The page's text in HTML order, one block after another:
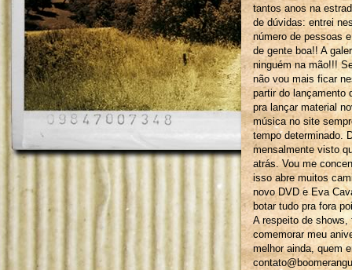
tantos anos na
de dúvidas: entrei
número de pessoas
de gente boa!! A
ninguém na mão!!!
não vou mais ficar
partir do lançamento
pra lançar material
música no site
tempo determinado.
mensalmente visto
atrás. Vou me
isso abre muitos
novo DVD e Eva
botar tudo pra fora
A respeito de shows,
comemorar meu
melhor ainda, quem